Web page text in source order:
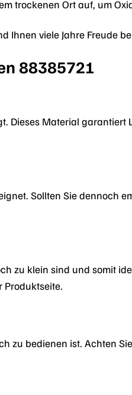
trockenen Ort auf, um
Ihnen viele Jahre Freude
88385721
Dieses Material garantiert
Sollten Sie dennoch
zu klein sind und somit
Produktseite.
zu bedienen ist. Achten